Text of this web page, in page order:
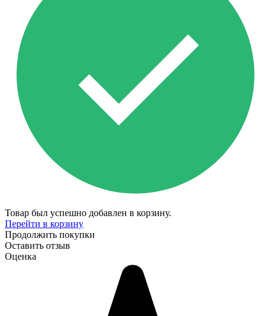
Товар был успешно добавлен в корзину.
Перейти в корзину
Продолжить покупки
Оставить отзыв
Оценка